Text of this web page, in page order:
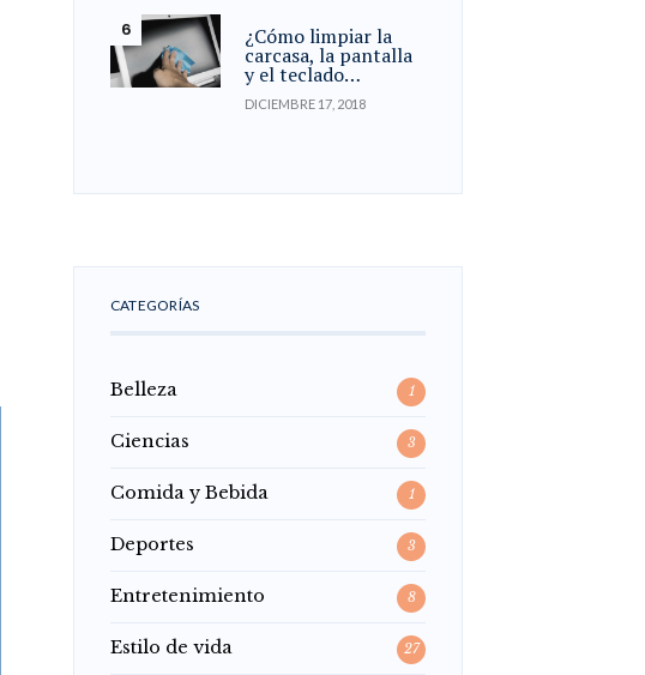
¿Cómo limpiar la
carcasa, la pantalla
y el teclado…
DICIEMBRE 17, 2018
CATEGORÍAS
Belleza 1
Ciencias 3
Comida y Bebida 1
Deportes 3
Entretenimiento 8
Estilo de vida 27